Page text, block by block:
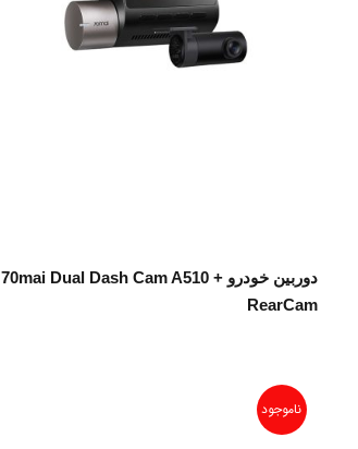
اطلاعات بیشتر
دوربین خودرو 70mai Dual Dash Cam A510 +
RearCam
ناموجود